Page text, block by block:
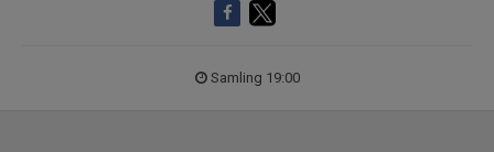
Samling 19:00